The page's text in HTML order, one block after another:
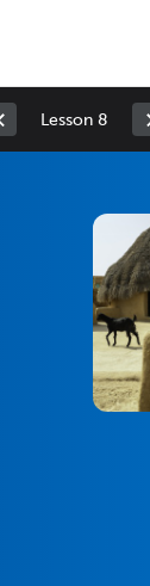
Lesson 8